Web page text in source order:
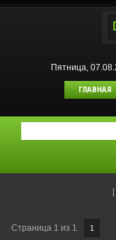
Пятница,
ГЛАВНАЯ
[
Страница 1 из 1 1